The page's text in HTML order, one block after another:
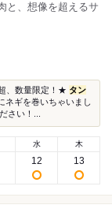
と、想像を超えるサ
、数量限定！★ タン
ネギを巻いちゃいまし
さい！...
水
12
木
13